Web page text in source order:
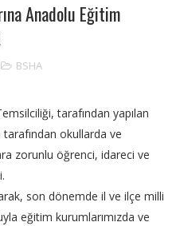
Anadolu Eğitim
BSHA
tarafından yapılan
okullarda ve
zorunlu öğrenci, idareci ve
son dönemde il ve ilçe milli
eğitim kurumlarımızda ve